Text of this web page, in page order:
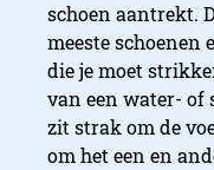
schoen aantrekt.
meeste schoenen
die je moet
van een water- of
zit strak om de
om het een en